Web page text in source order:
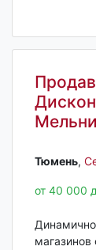
Тюмень‎,
от 40 000